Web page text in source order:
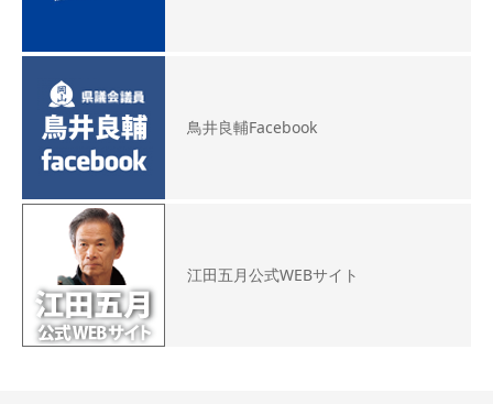
鳥井良輔Facebook
江田五月公式WEBサイト